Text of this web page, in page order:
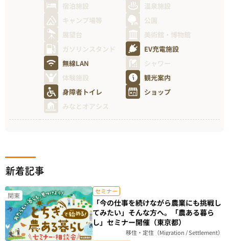
宿泊施設
温泉施設
キャンプ場等
公園
展望台
美術館・博物館
ガソリンスタンド
EV充電施設
無線LAN
シャワー
体験施設
観光案内
身障者トイレ
ショップ
みなとオアシス
新着記事
関東 セミナー
「今の仕事を続けながら農業にも挑戦し
てみたい」そんな方へ。「農ある暮ら
し」セミナー開催（東京都）
移住・定住（Migration / Settlement）